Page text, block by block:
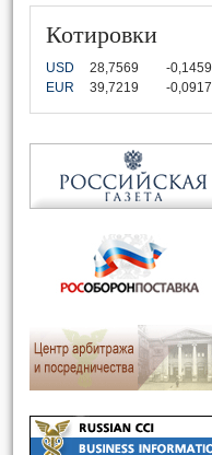
Котировки
USD 28,7569
-0,1459
EUR
39,7219 -0,0917